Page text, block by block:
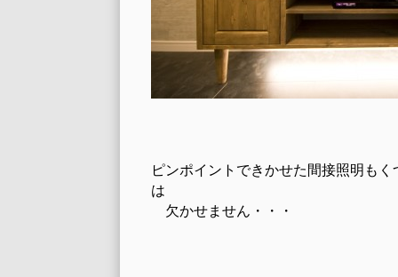
ピンポイントできかせた間接照明も
は
欠かせません・・・